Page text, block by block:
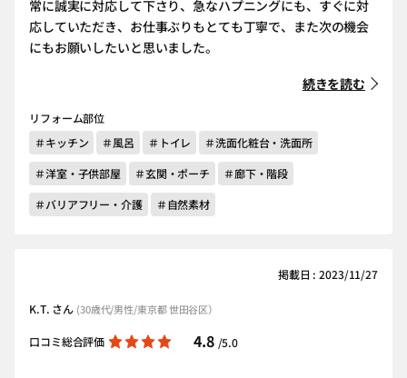
常に誠実に対応して下さり、急なハプニングにも、すぐに対
応していただき、お仕事ぶりもとても丁寧で、また次の機会
にもお願いしたいと思いました。
続きを読む
リフォーム部位
＃キッチン
＃風呂 ＃トイレ
＃洗面化粧台・洗面所
＃洋室・子供部屋
＃玄関・ポーチ
＃廊下・階段
＃バリアフリー・介護
＃自然素材
掲載日 : 2023/11/27
K.T. さん (30歳代/男性/東京都 世田谷区）
口コミ総合評価 4.8 /5.0